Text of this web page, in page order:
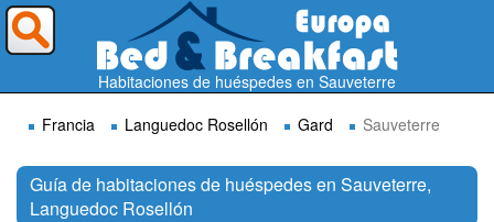
Habitaciones de huéspedes en Sauveterre
Francia
Languedoc Rosellón Gard Sauveterre
Guía de habitaciones de huéspedes en Sauveterre,
Languedoc Rosellón
¿A dónde quieres ir?